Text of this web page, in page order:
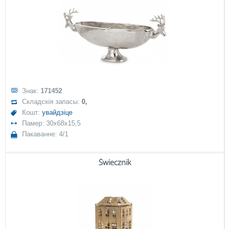
Знак: 171452
Складскія запасы:0,
Кошт:увайдзіце
Памер: 30x68x15,5
Пакаванне: 4/1
Świecznik